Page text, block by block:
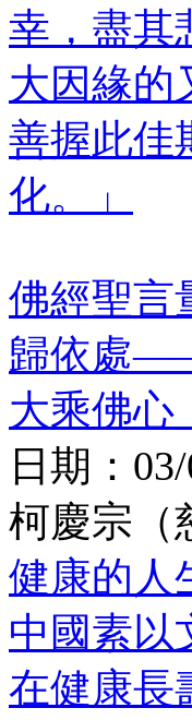
幸，盡其
大因緣的
善握此佳
化。」
佛經聖言
歸依處
大乘佛心
日期：
柯慶宗（
健康的人
中國素以
在健康長